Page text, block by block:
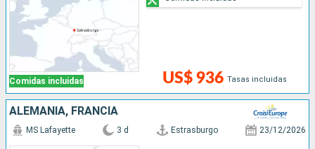
Comidas incluidas US$ 936 Tasas incluidas
ALEMANIA, FRANCIA
MS Lafayette 3 d Estrasburgo 23/12/2026